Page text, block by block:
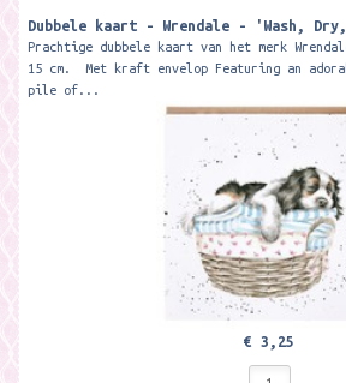
Dubbele kaart - Wrendale - 'Wash,
Prachtige dubbele kaart van het merk
15 cm. Met kraft envelop Featuring an
pile of...
€ 3,25